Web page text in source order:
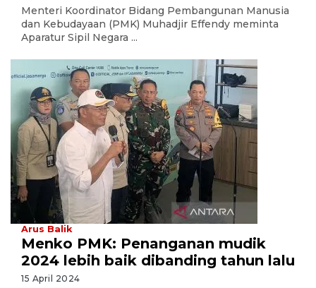
Menteri Koordinator Bidang Pembangunan Manusia
dan Kebudayaan (PMK) Muhadjir Effendy meminta
Aparatur Sipil Negara ...
Arus Balik
Menko PMK: Penanganan mudik
2024 lebih baik dibanding tahun lalu
15 April 2024